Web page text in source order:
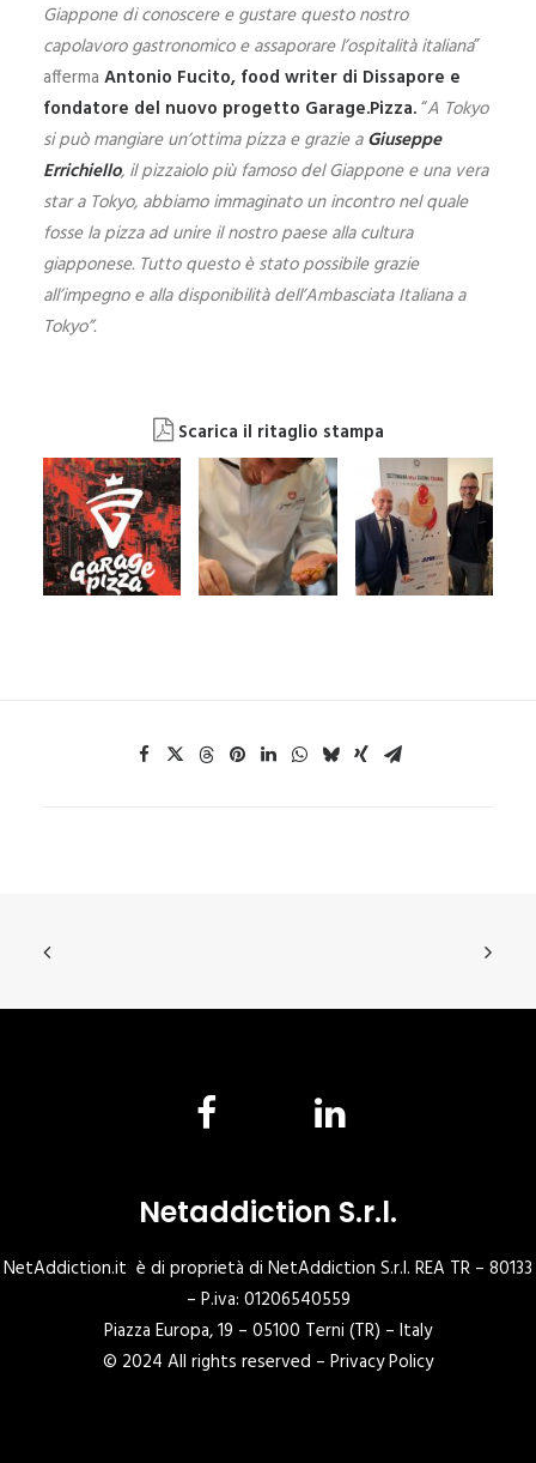
Giappone di conoscere e gustare questo nostro
capolavoro gastronomico e assaporare l’ospitalità italiana”
afferma Antonio Fucito, food writer di Dissapore e
fondatore del nuovo progetto Garage.Pizza.“A Tokyo
si può mangiare un’ottima pizza e grazie aGiuseppe
Errichiello, il pizzaiolo più famoso del Giappone e una vera
star a Tokyo, abbiamo immaginato un incontro nel quale
fosse la pizza ad unire il nostro paese alla cultura
giapponese. Tutto questo è stato possibile grazie
all’impegno e alla disponibilità dell’Ambasciata Italiana a
Tokyo”.
Scarica il ritaglio stampa
Netaddiction S.r.l.
NetAddiction.it è di proprietà di NetAddiction S.r.l. REA TR – 80133
– P.iva: 01206540559
Piazza Europa, 19 – 05100 Terni (TR) – Italy
© 2024 All rights reserved – Privacy Policy